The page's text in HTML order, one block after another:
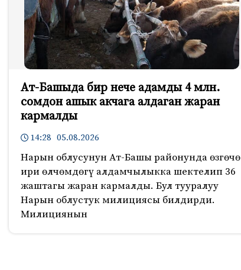
Ат-Башыда бир нече адамды 4 млн.
сомдон ашык акчага алдаган жаран
кармалды
14:28 05.08.2026
Нарын облусунун Ат-Башы районунда өзгөчө
ири өлчөмдөгү алдамчылыкка шектелип 36
жаштагы жаран кармалды. Бул тууралуу
Нарын облустук милициясы билдирди.
Милициянын